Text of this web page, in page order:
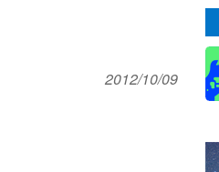
2012/10/09